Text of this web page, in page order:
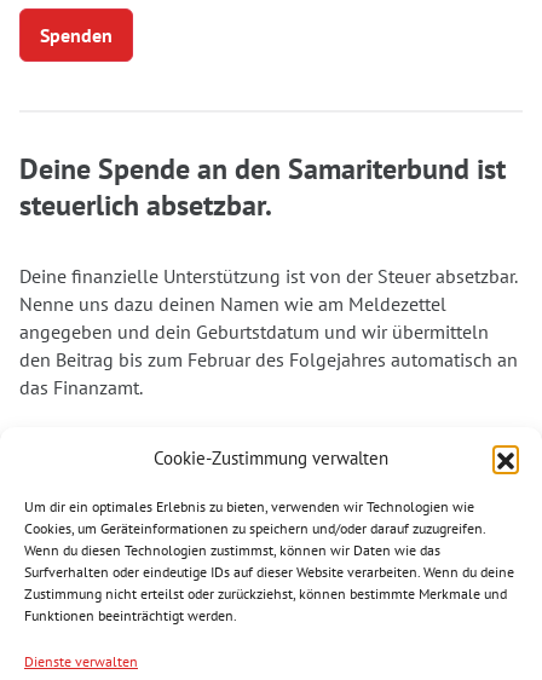
Cookie-Zustimmung verwalten
Um dir ein optimales Erlebnis zu bieten, verwenden wir Technologien wie
Cookies, um Geräteinformationen zu speichern und/oder darauf zuzugreifen.
Wenn du diesen Technologien zustimmst, können wir Daten wie das
Surfverhalten oder eindeutige IDs auf dieser Website verarbeiten. Wenn du deine
Zustimmung nicht erteilst oder zurückziehst, können bestimmte Merkmale und
Funktionen beeinträchtigt werden.
Dienste verwalten
Spenden
Deine Spende an den Samariterbund ist
steuerlich absetzbar.
Deine finanzielle Unterstützung ist von der Steuer absetzbar.
Nenne uns dazu deinen Namen wie am Meldezettel
angegeben und dein Geburtstdatum und wir übermitteln
den Beitrag bis zum Februar des Folgejahres automatisch an
das Finanzamt.
vielen Bereichen aktiv werden und denjenigen helfen, die
Dank für deine Spende. Helfen wir gemeinsam.